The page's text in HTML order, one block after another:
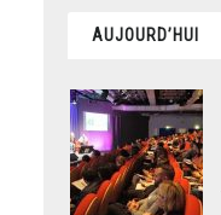
AUJOURD’HUI